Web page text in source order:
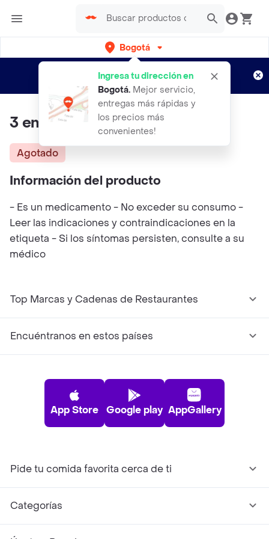
Bogotá
Ingresa tu dirección en
Bogotá. Mejor servicio,
entregas más rápidas y
los precios más
convenientes!
envíos gratis por semanas
Aplican TyC
3 en 1 immune support
Agotado
Información del producto
- Es un medicamento - No exceder su consumo -
Leer las indicaciones y contraindicaciones en la
etiqueta - Si los síntomas persisten, consulte a su
médico
Top Marcas y Cadenas de Restaurantes
Encuéntranos en estos países
App Store Google play AppGallery
Pide tu comida favorita cerca de ti
Categorías